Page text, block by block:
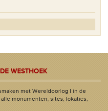
WESTHOEK
met Wereldoorlog I in de
monumenten, sites, lokaties,